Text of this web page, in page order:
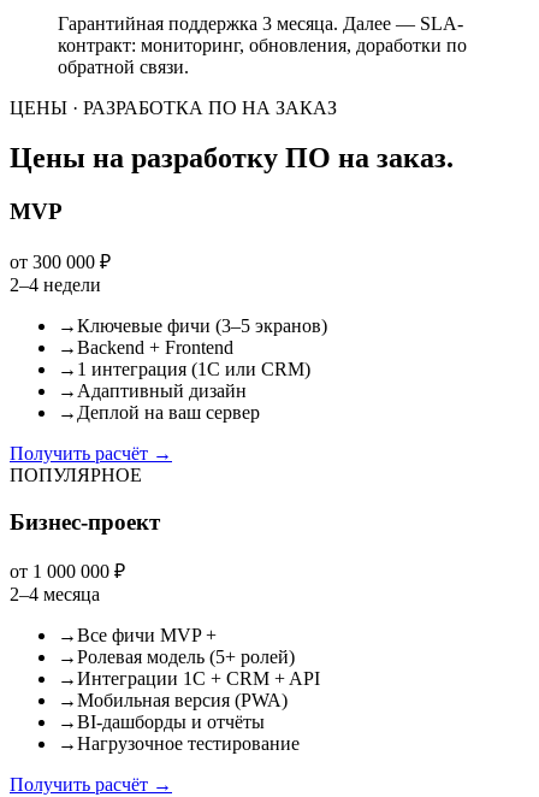
Гарантийная поддержка 3 месяца. Далее — SLA-
контракт: мониторинг, обновления, доработки по
обратной связи.
ЦЕНЫ · РАЗРАБОТКА ПО НА ЗАКАЗ
Цены на разработку ПО на заказ.
MVP
от 300 000 ₽
2–4 недели
→Ключевые фичи (3–5 экранов)
→Backend + Frontend
→ 1 интеграция (1С или CRM)
→ Адаптивный дизайн
→ Деплой на ваш сервер
Получить расчёт →
ПОПУЛЯРНОЕ
Бизнес-проект
от 1 000 000 ₽
2–4 месяца
→Все фичи MVP +
→Ролевая модель (5+ ролей)
→Интеграции 1С + CRM + API
→Мобильная версия (PWA)
→BI-дашборды и отчёты
→Нагрузочное тестирование
Получить расчёт →